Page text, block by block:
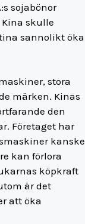
sojabönor
skulle
sannolikt öka
stora
märken. Kinas
den
Företaget har
kanske
kan förlora
köpkraft
är det
att öka